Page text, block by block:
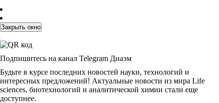
Закрыть окно
Подпишитесь на канал Telegram Диаэм
Будьте в курсе последних новостей науки, технологий и
интересных предложений! Актуальные новости из мира Life
sciences, биотехнологий и аналитической химии стали еще
доступнее.